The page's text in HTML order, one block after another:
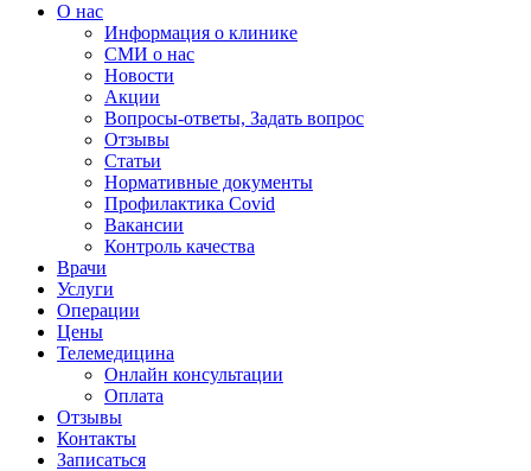
О нас
Информация о клинике
СМИ о нас
Новости
Акции
Вопросы-ответы, Задать вопрос
Отзывы
Статьи
Нормативные документы
Профилактика Covid
Вакансии
Контроль качества
Врачи
Услуги
Операции
Цены
Телемедицина
Онлайн консультации
Оплата
Отзывы
Контакты
Записаться